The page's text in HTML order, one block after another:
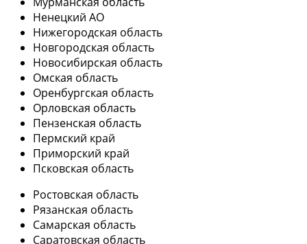
Ненецкий АО
Нижегородская область
Новгородская область
Новосибирская область
Омская область
Оренбургская область
Орловская область
Пензенская область
Пермский край
Приморский край
Псковская область
Ростовская область
Рязанская область
Самарская область
Саратовская область